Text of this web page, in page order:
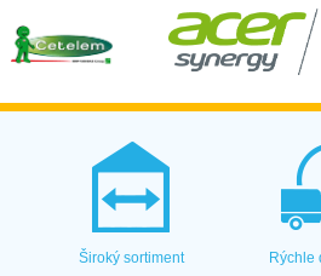
Široký sortiment Rýchle